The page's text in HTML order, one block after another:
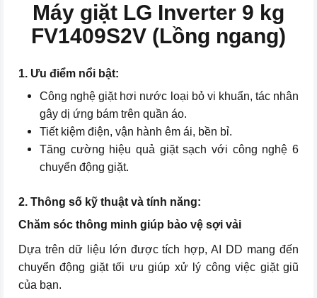
Tiện ích
Thêm đồ trong khi giặt, Giặt
nước nóng, Khóa trẻ em, Giặt
hơi nước, Cho phép điều khiển
Chất liệu lồng giặt Thép không gỉ
Chất liệu vỏ máy Kim loại sơn tĩnh điện
Chất liệu nắp máy
Bảng điều khiển
xoay, màn hình hiển thị
Kích thước
85 cm – Nặng 62kg
Xuất xứ
Máy giặt LG Inverter 9 kg
FV1409S2V (Lồng ngang)
1. Ưu điểm nổi bật:
Công nghệ giặt hơi nước loại bỏ vi khuẩn, tác nhân
gây dị ứng bám trên quần áo.
Tiết kiệm điện, vận hành êm ái, bền bỉ.
Tăng cường hiệu quả giặt sạch với công nghệ 6
chuyển động giặt.
2. Thông số kỹ thuật và tính năng:
Chăm sóc thông minh giúp bảo vệ sợi vải
Dựa trên dữ liệu lớn được tích hợp, AI DD mang đến
chuyển động giặt tối ưu giúp xử lý công việc giặt giũ
của bạn.